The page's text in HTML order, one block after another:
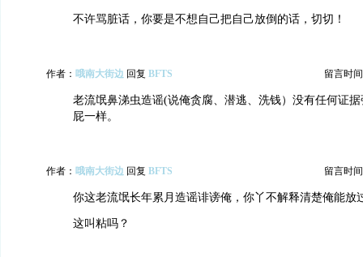
不许骂脏话，你要是不想自己把自己放倒的话，切切！
作者： 哦南大街边 回复 BFTS 留言时
老流氓鼻涕虫造谣(说俺贪腐、潜逃、洗钱）没有任何证
屁一样。
作者： 哦南大街边 回复 BFTS 留言时
你这老流氓长年累月造谣诽谤俺，你丫不解释清楚俺能放
这叫粘吗？